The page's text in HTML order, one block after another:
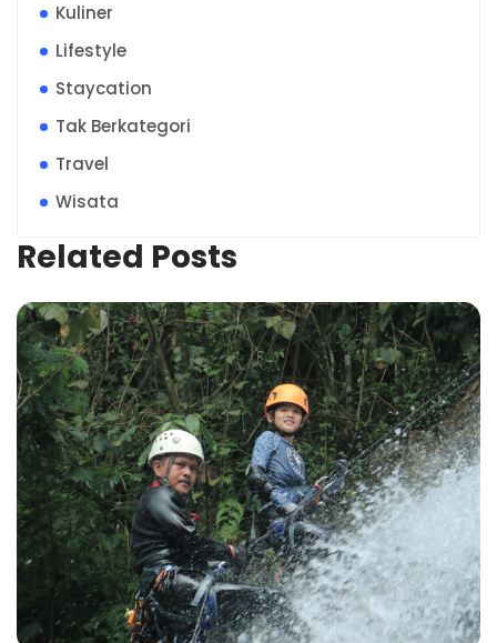
Kuliner
Lifestyle
Staycation
Tak Berkategori
Travel
Wisata
Related Posts